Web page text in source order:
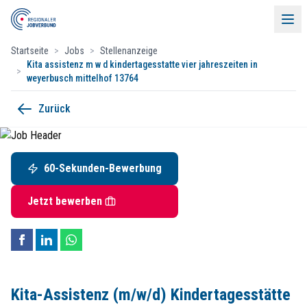
Startseite > Jobs > Stellenanzeige
>
Kita assistenz m w d kindertagesstatte vier jahreszeiten in
weyerbusch mittelhof 13764
60-Sekunden-Bewerbung
Jobs
Unsere Mitglieder
Kontakt
Kita-Assistenz (m/w/d)
Lebenshilfe GmbH
Friedrichstraße 2, 57537 Mittelhof
Startdatum:ab sofort
Teilzeit / befristet
Kontakt
Lebenshilfe im Landkreis Altenkirchen GmbH
57537 Mittelhof-Steckenstein
Zurück
60-Sekunden-Bewerbung
Jetzt bewerben
Kita-Assistenz (m/w/d) Kindertagesstätte
Kontakt